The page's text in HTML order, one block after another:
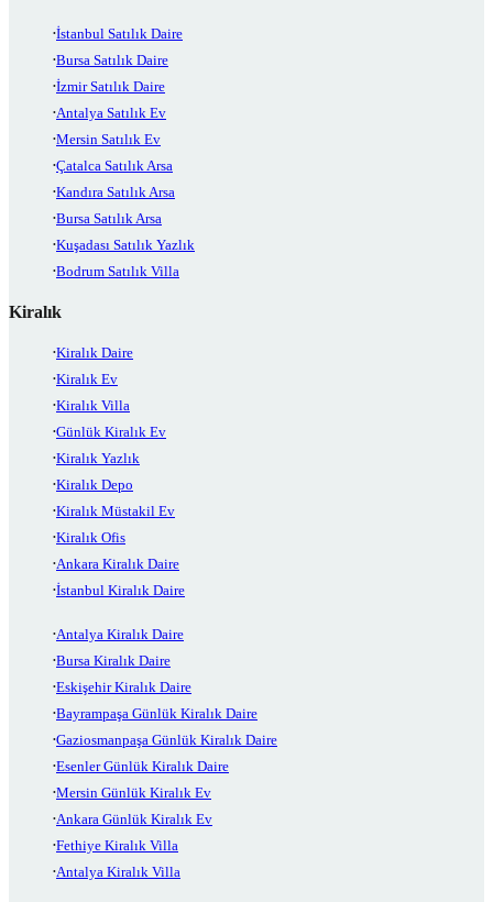
İstanbul Satılık Daire
Bursa Satılık Daire
İzmir Satılık Daire
Antalya Satılık Ev
Mersin Satılık Ev
Çatalca Satılık Arsa
Kandıra Satılık Arsa
Bursa Satılık Arsa
Kuşadası Satılık Yazlık
Bodrum Satılık Villa
Kiralık
Kiralık Daire
Kiralık Ev
Kiralık Villa
Günlük Kiralık Ev
Kiralık Yazlık
Kiralık Depo
Kiralık Müstakil Ev
Kiralık Ofis
Ankara Kiralık Daire
İstanbul Kiralık Daire
Antalya Kiralık Daire
Bursa Kiralık Daire
Eskişehir Kiralık Daire
Bayrampaşa Günlük Kiralık Daire
Gaziosmanpaşa Günlük Kiralık Daire
Esenler Günlük Kiralık Daire
Mersin Günlük Kiralık Ev
Ankara Günlük Kiralık Ev
Fethiye Kiralık Villa
Antalya Kiralık Villa